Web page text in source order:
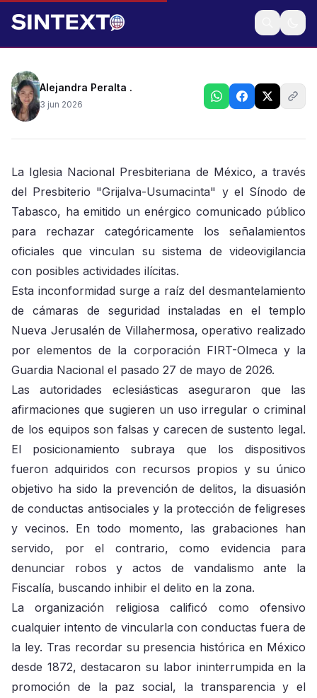
Aclara que cámaras retiradas de su sede son para
inhibir el delito
Alejandra Peralta .
3 jun 2026
La Iglesia Nacional Presbiteriana de México, a través
del Presbiterio "Grijalva-Usumacinta" y el Sínodo de
Tabasco, ha emitido un enérgico comunicado público
para rechazar categóricamente los señalamientos
oficiales que vinculan su sistema de videovigilancia
con posibles actividades ilícitas.
Esta inconformidad surge a raíz del desmantelamiento
de cámaras de seguridad instaladas en el templo
Nueva Jerusalén de Villahermosa, operativo realizado
por elementos de la corporación FIRT-Olmeca y la
Guardia Nacional el pasado 27 de mayo de 2026.
Las autoridades eclesiásticas aseguraron que las
afirmaciones que sugieren un uso irregular o criminal
de los equipos son falsas y carecen de sustento legal.
El posicionamiento subraya que los dispositivos
fueron adquiridos con recursos propios y su único
objetivo ha sido la prevención de delitos, la disuasión
de conductas antisociales y la protección de feligreses
y vecinos. En todo momento, las grabaciones han
servido, por el contrario, como evidencia para
denunciar robos y actos de vandalismo ante la
Fiscalía, buscando inhibir el delito en la zona.
La organización religiosa calificó como ofensivo
cualquier intento de vincularla con conductas fuera de
la ley. Tras recordar su presencia histórica en México
desde 1872, destacaron su labor ininterrumpida en la
promoción de la paz social, la transparencia y el